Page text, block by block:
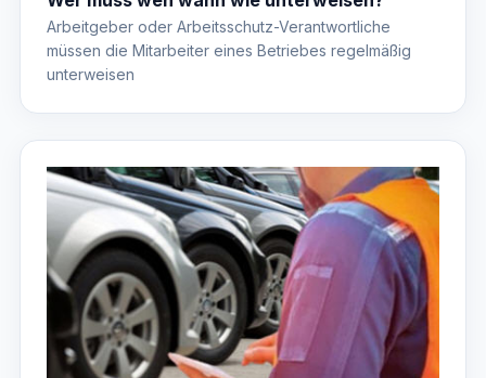
Arbeitgeber oder Arbeitsschutz-Verantwortliche
müssen die Mitarbeiter eines Betriebes regelmäßig
unterweisen